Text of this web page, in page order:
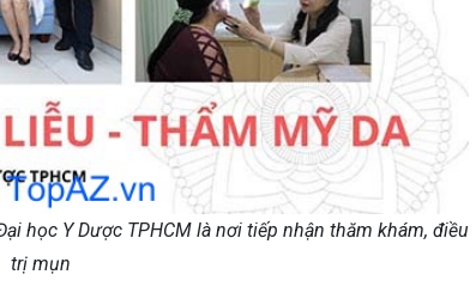
học Y Dược TPHCM là nơi tiếp nhận thăm khám, điều
trị mụn